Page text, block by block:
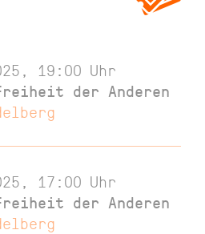
19:00 Uhr
der Anderen
17:00 Uhr
der Anderen